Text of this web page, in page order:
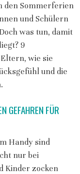
den Sommerferien
und Schülern
was tun, damit
9
wie sie
und die
GEFAHREN FÜR
Handy sind
nur bei
Kinder zocken